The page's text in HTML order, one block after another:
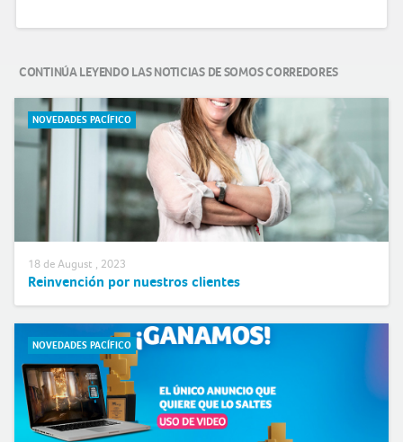
CONTINÚA LEYENDO LAS NOTICIAS DE SOMOS CORREDORES
NOVEDADES PACÍFICO
18 de August , 2023
Reinvención por nuestros clientes
NOVEDADES PACÍFICO